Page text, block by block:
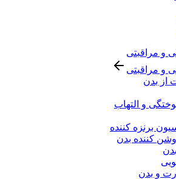
و مراقبتی
و مراقبتی
از بدن
و التهاب
برنزه کننده
کننده بدن
و بدن